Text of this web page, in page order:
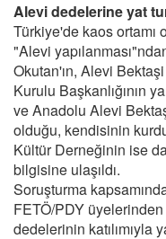
Alevi dedelerine yat
Türkiye'de kaos ortamı
"Alevi
Okutan'ın, Alevi
Kurulu Başkanlığının
ve Anadolu Alevi
olduğu, kendisinin
Kültür Derneğinin ise
bilgisine ulaşıldı.
Soruşturma
FETÖ/PDY
dedelerinin katılımıyla